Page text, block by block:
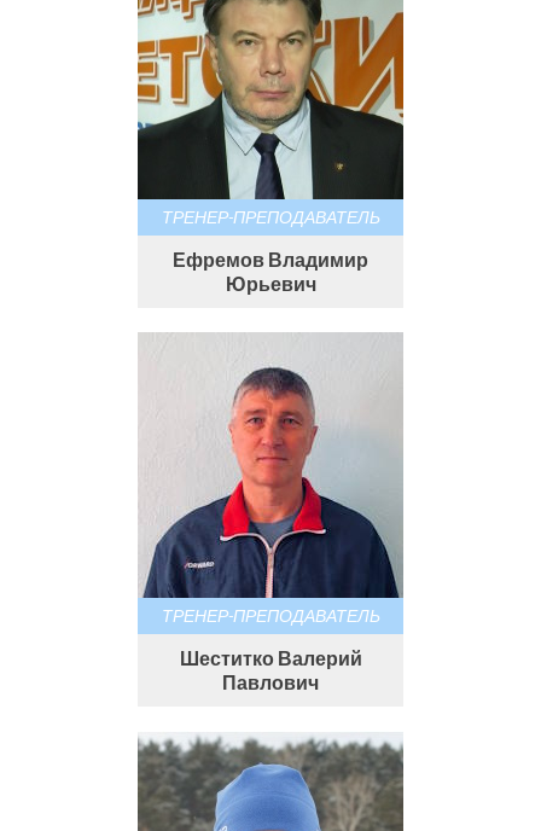
ТРЕНЕР-ПРЕПОДАВАТЕЛЬ
Ефремов Владимир
Юрьевич
ТРЕНЕР-ПРЕПОДАВАТЕЛЬ
Шеститко Валерий
Павлович